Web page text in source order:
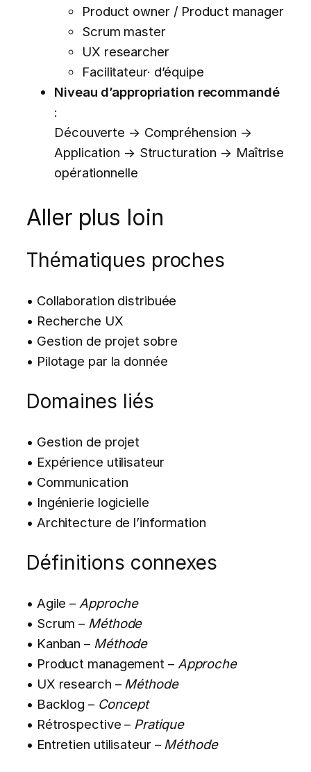
Product owner / Product manager
Scrum master
UX researcher
Facilitateur· d’équipe
Niveau d’appropriation recommandé
:
Découverte → Compréhension →
Application → Structuration → Maîtrise
opérationnelle
Aller plus loin
Thématiques proches
• Collaboration distribuée
• Recherche UX
• Gestion de projet sobre
• Pilotage par la donnée
Domaines liés
• Gestion de projet
• Expérience utilisateur
• Communication
• Ingénierie logicielle
• Architecture de l’information
Définitions connexes
• Agile – Approche
• Scrum – Méthode
• Kanban – Méthode
• Product management – Approche
• UX research – Méthode
• Backlog – Concept
• Rétrospective – Pratique
• Entretien utilisateur – Méthode